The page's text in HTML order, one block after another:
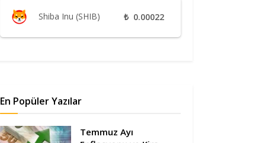
Shiba Inu (SHIB) ₺ 0.00022
En Popüler Yazılar
Temmuz Ayı